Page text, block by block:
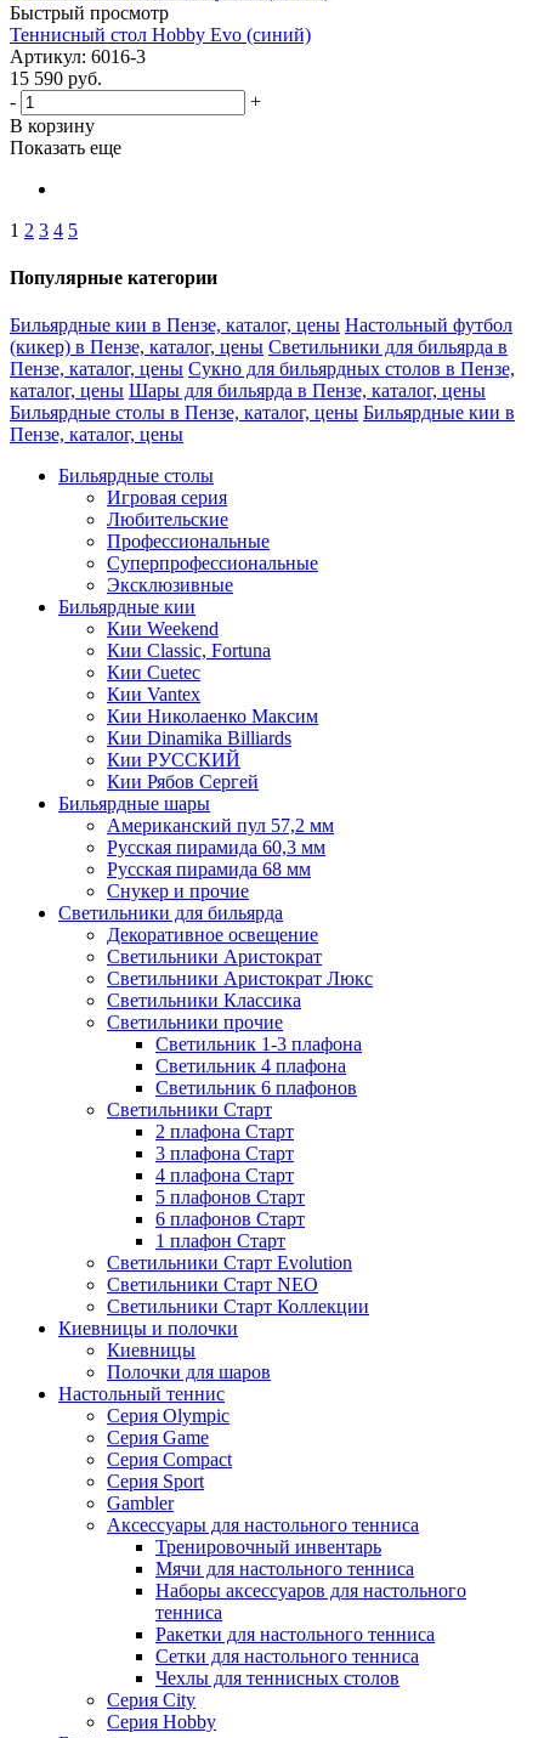
Быстрый просмотр
Теннисный стол Hobby Evo (синий)
Артикул: 6016-3
15 590 руб.
-
+
В корзину
Показать еще
1 2 3 4 5
Популярные категории
Бильярдные кии в Пензе, каталог, цены Настольный футбол
(кикер) в Пензе, каталог, цены Светильники для бильярда в
Пензе, каталог, цены Сукно для бильярдных столов в Пензе,
каталог, цены Шары для бильярда в Пензе, каталог, цены
Бильярдные столы в Пензе, каталог, цены Бильярдные кии в
Пензе, каталог, цены
Бильярдные столы
Игровая серия
Любительские
Профессиональные
Суперпрофессиональные
Эксклюзивные
Бильярдные кии
Кии Weekend
Кии Classic, Fortuna
Кии Cuetec
Кии Vantex
Кии Николаенко Максим
Кии Dinamika Billiards
Кии РУССКИЙ
Кии Рябов Сергей
Бильярдные шары
Американский пул 57,2 мм
Русская пирамида 60,3 мм
Русская пирамида 68 мм
Снукер и прочие
Светильники для бильярда
Декоративное освещение
Светильники Аристократ
Светильники Аристократ Люкс
Светильники Классика
Светильники прочие
Светильник 1-3 плафона
Светильник 4 плафона
Светильник 6 плафонов
Светильники Старт
2 плафона Старт
3 плафона Старт
4 плафона Старт
5 плафонов Старт
6 плафонов Старт
1 плафон Старт
Светильники Старт Evolution
Светильники Старт NEO
Светильники Старт Коллекции
Киевницы и полочки
Киевницы
Полочки для шаров
Настольный теннис
Серия Olympic
Серия Game
Серия Compact
Серия Sport
Gambler
Аксессуары для настольного тенниса
Тренировочный инвентарь
Мячи для настольного тенниса
Наборы аксессуаров для настольного
тенниса
Ракетки для настольного тенниса
Сетки для настольного тенниса
Чехлы для теннисных столов
Серия City
Серия Hobby